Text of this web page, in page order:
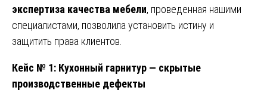
экспертиза качества мебели, проведенная нашими
специалистами, позволила установить истину и
защитить права клиентов.
Кейс № 1: Кухонный гарнитур — скрытые
производственные дефекты